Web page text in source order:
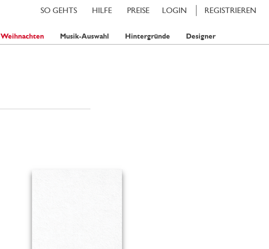
LOGIN REGISTRIEREN
PREISE
HILFE
SO GEHTS
Weihnachten Musik-Auswahl Hintergründe Designer